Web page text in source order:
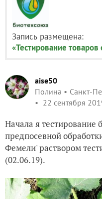
Запись размещена:
«Тестирование
aise50
Полина
Санкт-
22 сентября
Начала я тестирование
предпосевной
Фемели' раствором
(02.06.19).